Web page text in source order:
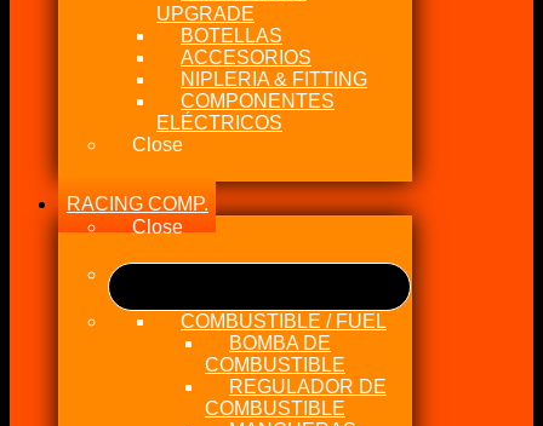
UPGRADE
BOTELLAS
ACCESORIOS
NIPLERIA & FITTING
COMPONENTES
ELÉCTRICOS
Close
RACING COMP.
Close
COMBUSTIBLE / FUEL
BOMBA DE
COMBUSTIBLE
REGULADOR DE
COMBUSTIBLE